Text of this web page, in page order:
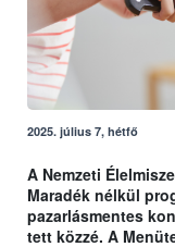
2025. július 7, hétfő
A Nemzeti
Maradék nélkül
pazarlásmentes
tett közzé. A